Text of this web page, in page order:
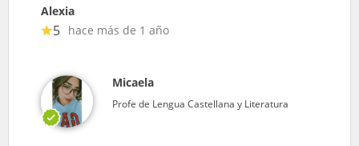
Alexia
5 hace más de 1 año
Micaela
Profe de Lengua Castellana y Literatura